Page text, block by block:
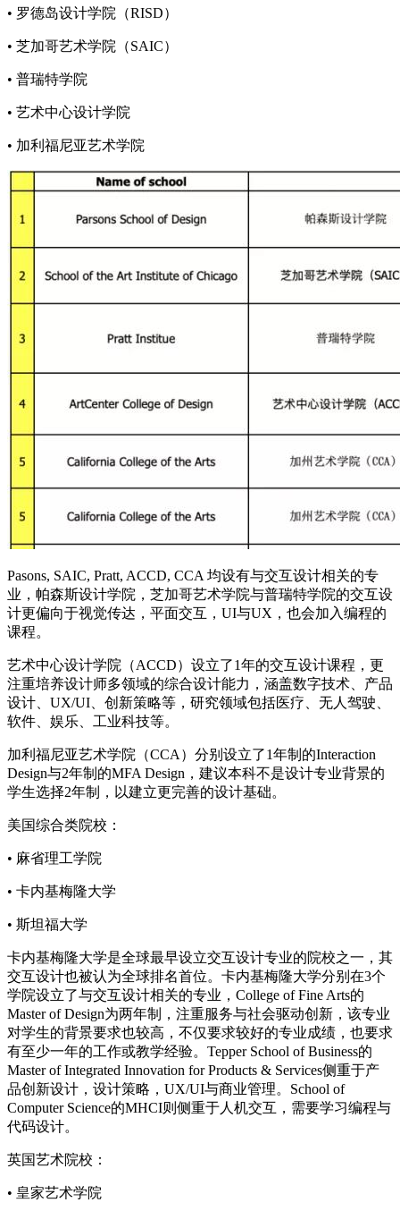
• 罗德岛设计学院（RISD）
• 芝加哥艺术学院（SAIC）
• 普瑞特学院
• 艺术中心设计学院
• 加利福尼亚艺术学院
Pasons, SAIC, Pratt, ACCD, CCA 均设有与交互设计相关的专
业，帕森斯设计学院，芝加哥艺术学院与普瑞特学院的交互设
计更偏向于视觉传达，平面交互，UI与UX，也会加入编程的
课程。
艺术中心设计学院（ACCD）设立了1年的交互设计课程，更
注重培养设计师多领域的综合设计能力，涵盖数字技术、产品
设计、UX/UI、创新策略等，研究领域包括医疗、无人驾驶、
软件、娱乐、工业科技等。
加利福尼亚艺术学院（CCA）分别设立了1年制的Interaction
Design与2年制的MFA Design，建议本科不是设计专业背景的
学生选择2年制，以建立更完善的设计基础。
美国综合类院校：
• 麻省理工学院
• 卡内基梅隆大学
• 斯坦福大学
卡内基梅隆大学是全球最早设立交互设计专业的院校之一，其
交互设计也被认为全球排名首位。卡内基梅隆大学分别在3个
学院设立了与交互设计相关的专业，College of Fine Arts的
Master of Design为两年制，注重服务与社会驱动创新，该专业
对学生的背景要求也较高，不仅要求较好的专业成绩，也要求
有至少一年的工作或教学经验。Tepper School of Business的
Master of Integrated Innovation for Products & Services侧重于产
品创新设计，设计策略，UX/UI与商业管理。School of
Computer Science的MHCI则侧重于人机交互，需要学习编程与
代码设计。
英国艺术院校：
• 皇家艺术学院